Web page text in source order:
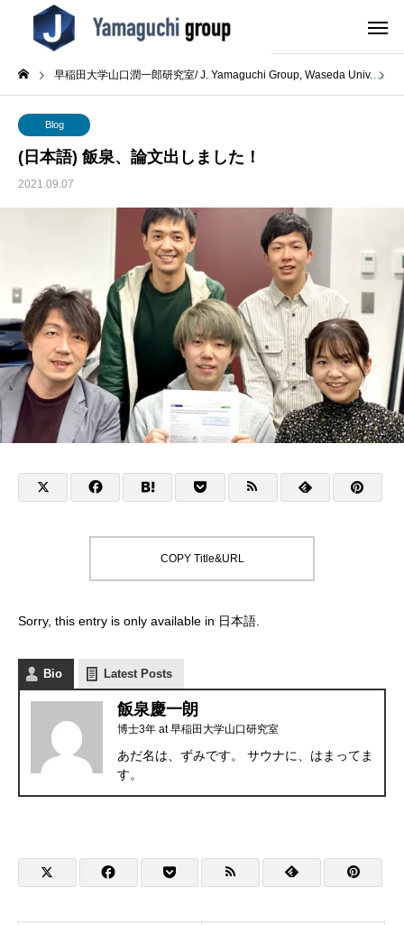
早稲田大学山口潤一郎研究室/ J. Yamaguchi Group, Waseda Univ.
Blog
(日本語) 飯泉、論文出しました！
2021.09.07
COPY Title&URL
Sorry, this entry is only available in 日本語
Bio Latest Posts
飯泉慶一朗
博士3年 at早稲田大学山口研究室
あだ名は、ずみです。 サウナに、はまってま
す。